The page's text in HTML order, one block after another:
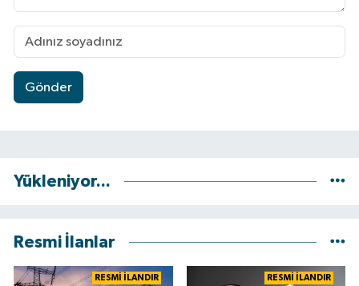
Gönder
Yükleniyor...
Resmi İlanlar
RESMİ İLANDIR RESMİ İLANDIR